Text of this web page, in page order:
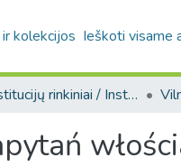
ir kolekcijos Ieškoti visame
5.3. Institucijų rinkiniai / Institutional collections